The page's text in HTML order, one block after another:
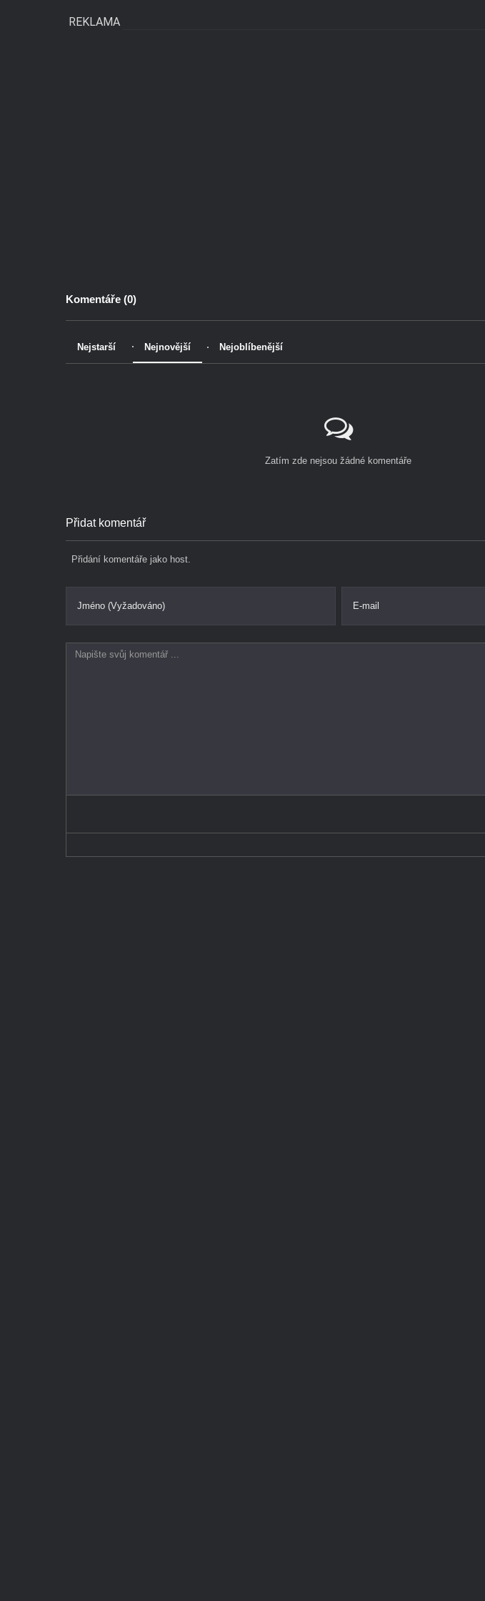
REKLAMA
Komentáře (0)
Nejstarší Nejnovější Nejoblíbenější
Zatím zde nejsou žádné komentáře
Přidat komentář
Přidání komentáře jako host.
Jméno (Vyžadováno) E-mail